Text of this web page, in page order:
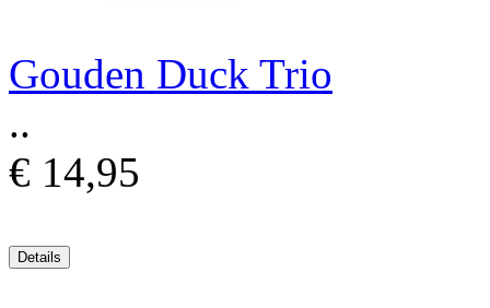
Gouden Duck Trio
..
€ 14,95